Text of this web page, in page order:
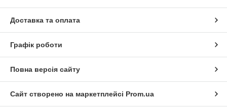
Доставка та оплата
Графік роботи
Повна версія сайту
Сайт створено на маркетплейсі Prom.ua